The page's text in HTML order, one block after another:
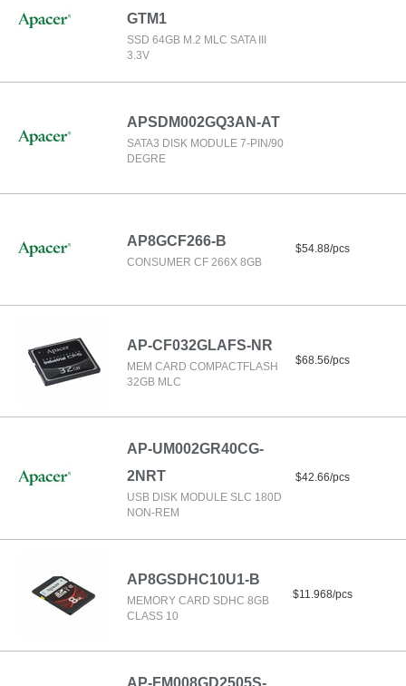
GTM1
SSD 64GB M.2 MLC SATA III
3.3V
APSDM002GQ3AN-AT
SATA3 DISK MODULE 7-PIN/90
DEGRE
AP8GCF266-B
CONSUMER CF 266X 8GB
$54.88/pcs
AP-CF032GLAFS-NR
MEM CARD COMPACTFLASH
32GB MLC
$68.56/pcs
AP-UM002GR40CG-
2NRT
USB DISK MODULE SLC 180D
NON-REM
$42.66/pcs
AP8GSDHC10U1-B
MEMORY CARD SDHC 8GB
CLASS 10
$11.968/pcs
AP-FM008GD2505S-